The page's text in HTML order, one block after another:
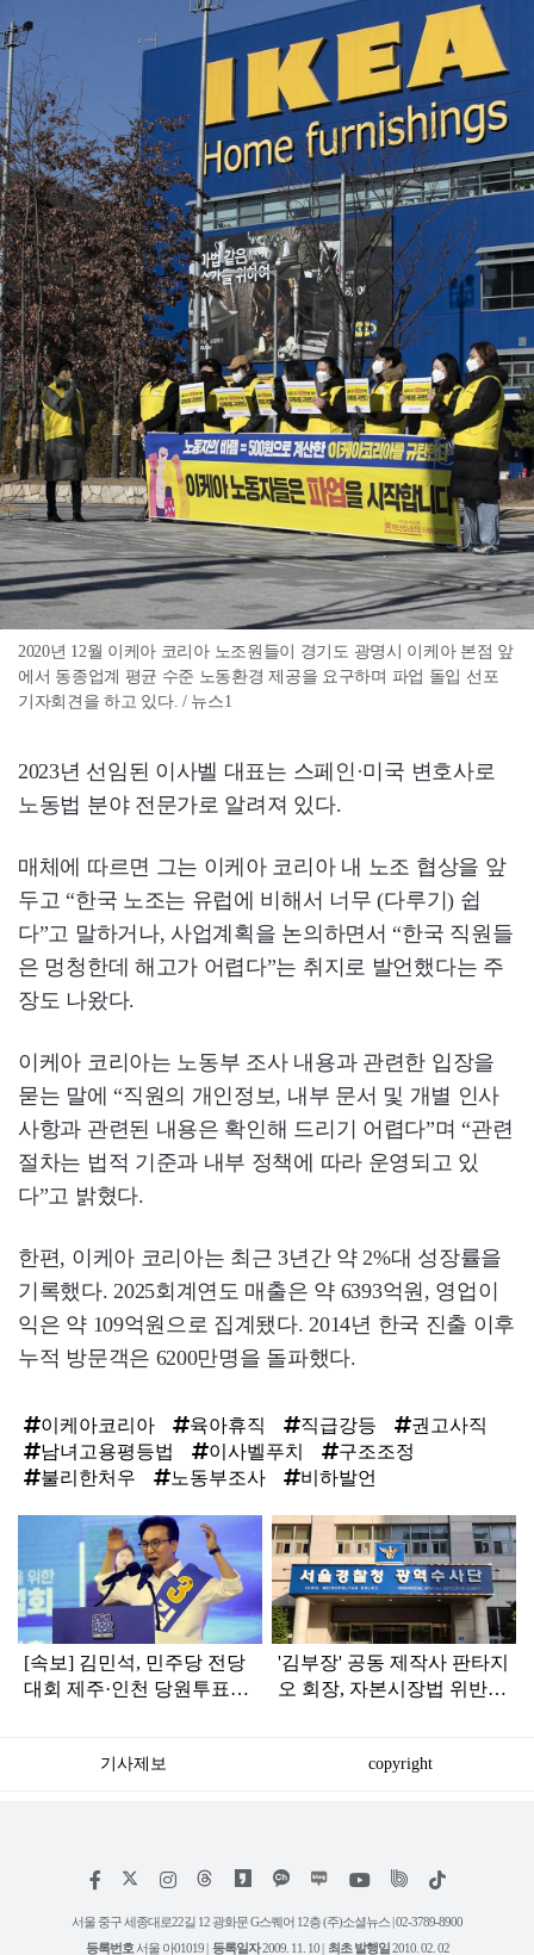
2020년 12월 이케아 코리아 노조원들이 경기도 광명시 이케아 본점 앞
에서 동종업계 평균 수준 노동환경 제공을 요구하며 파업 돌입 선포
기자회견을 하고 있다. / 뉴스1
2023년 선임된 이사벨 대표는 스페인·미국 변호사로
노동법 분야 전문가로 알려져 있다.
매체에 따르면 그는 이케아 코리아 내 노조 협상을 앞
두고 “한국 노조는 유럽에 비해서 너무 (다루기) 쉽
다”고 말하거나, 사업계획을 논의하면서 “한국 직원들
은 멍청한데 해고가 어렵다”는 취지로 발언했다는 주
장도 나왔다.
이케아 코리아는 노동부 조사 내용과 관련한 입장을
묻는 말에 “직원의 개인정보, 내부 문서 및 개별 인사
사항과 관련된 내용은 확인해 드리기 어렵다”며 “관련
절차는 법적 기준과 내부 정책에 따라 운영되고 있
다”고 밝혔다.
한편, 이케아 코리아는 최근 3년간 약 2%대 성장률을
기록했다. 2025회계연도 매출은 약 6393억원, 영업이
익은 약 109억원으로 집계됐다. 2014년 한국 진출 이후
누적 방문객은 6200만명을 돌파했다.
이케아코리아 육아휴직 직급강등
권고사직
남녀고용평등법
이사벨푸치
구조조정
불리한처우
노동부조사 비하발언
인
[속보] 김민석, 민주당 전당
대회 제주·인천 당원투표서
'김부장' 공동 제작사 판타지
오 회장, 자본시장법 위반
기사제보 copyright
페
스
인
타
위
트
틱
서울 중구 세종대로22길 12 광화문 G스퀘어 12층 (주)소셜뉴스 | 02-3789-8900
등록번호 서울 아01019 | 등록일자2009. 11. 10 | 최초 발행일 2010. 02. 02